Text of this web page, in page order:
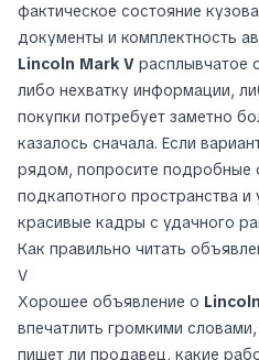
фактическое состояние
документы и комплектность
Lincoln Mark V расплывчатое
либо нехватку информации,
покупки потребует заметно
казалось сначала. Если
рядом, попросите подробные
подкапотного пространства
красивые кадры с удачного
Как правильно читать
V
Хорошее объявление о
впечатлить громкими
пишет ли продавец, какие